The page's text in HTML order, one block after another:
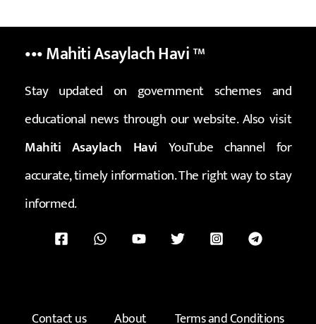
••• Mahiti Asaylach Havi™
Stay updated on government schemes and
educational news through our website. Also visit
Mahiti Asaylach Havi YouTube channel for
accurate, timely information. The right way to stay
informed.
Contact us About Terms and Conditions